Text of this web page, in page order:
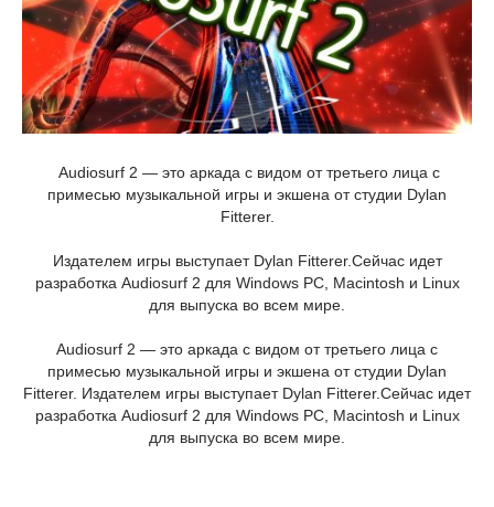
Audiosurf 2 — это аркада с видом от третьего лица с
примесью музыкальной игры и экшена от студии Dylan
Fitterer.
Издателем игры выступает Dylan Fitterer.Сейчас идет
разработка Audiosurf 2 для Windows PC, Macintosh и Linux
для выпуска во всем мире.
Audiosurf 2 — это аркада с видом от третьего лица с
примесью музыкальной игры и экшена от студии Dylan
Fitterer. Издателем игры выступает Dylan Fitterer.Сейчас идет
разработка Audiosurf 2 для Windows PC, Macintosh и Linux
для выпуска во всем мире.